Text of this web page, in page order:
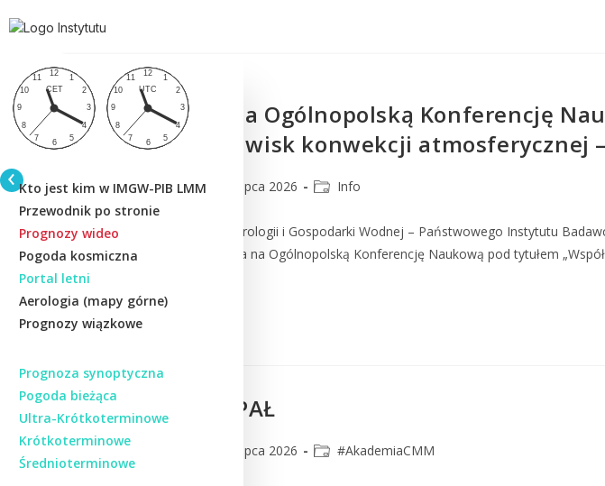
Kto jest kim w IMGW-PIB LMM
Przewodnik po stronie
Prognozy wideo
Pogoda kosmiczna
Portal letni
Aerologia (mapy górne)
Prognozy wiązkowe
Prognoza synoptyczna
Pogoda bieżąca
Ultra-Krótkoterminowe
Krótkoterminowe
Średnioterminowe
Zaproszenie na Ogólnopolską Konferencję
obserwacji zjawisk konwekcji atmosferycznej
lmm_admin 31 lipca 2026 Info
w imieniu Instytutu Meteorologii i Gospodarki Wodnej – Państwowego Instytutu
zaszczyt zaprosić Państwa na Ogólnopolską Konferencję Naukową pod tytułem
Czytaj Dalej
UWAGA NA UPAŁ
lmm_admin 15 lipca 2026 #AkademiaCMM